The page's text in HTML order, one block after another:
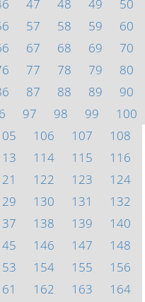
47 48 49
50
57 58 59
60
67 68 69
70
77 78 79
80
87 88 89
90
97 98 99
100
106 107
108
114 115
116
122 123
124
130 131
132
138 139
140
146 147
148
154 155
156
162 163
164